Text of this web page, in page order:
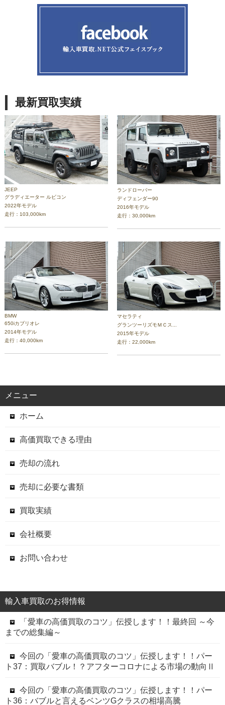
最新買取実績
JEEP
グラディエーター ルビコン
2022年モデル
走行：103,000km
ランドローバー
ディフェンダー90
2016年モデル
走行：30,000km
BMW
650iカブリオレ
2014年モデル
走行：40,000km
マセラティ
グランツーリズモＭＣス...
2015年モデル
走行：22,000km
メニュー
ホーム
高価買取できる理由
売却の流れ
売却に必要な書類
買取実績
会社概要
お問い合わせ
輸入車買取のお得情報
「愛車の高価買取のコツ」伝授します！！最終回 ～今
までの総集編～
今回の「愛車の高価買取のコツ」伝授します！！パー
ト37：買取バブル！？アフターコロナによる市場の動向Ⅱ
今回の「愛車の高価買取のコツ」伝授します！！パー
ト36：バブルと言えるベンツGクラスの相場高騰